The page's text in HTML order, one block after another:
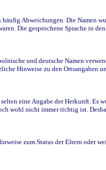
Abweichungen. Die Namen
Die gesprochene Sprache in
und deutsche Namen
Hinweise zu den Ortsangaben
eine Angabe der Herkunft. Es
wohl nicht immer richtig ist.
zum Status der Eltern oder